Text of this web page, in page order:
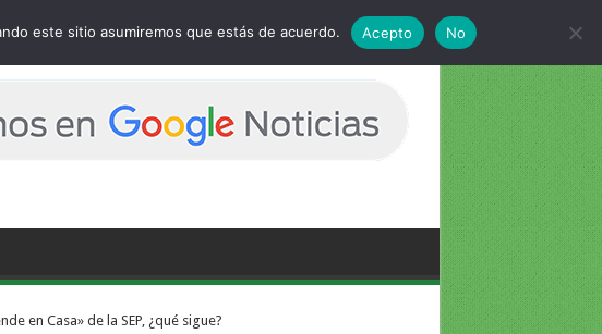
en Casa» de la SEP, ¿qué sigue?
este sitio asumiremos que estás de acuerdo. Acepto No